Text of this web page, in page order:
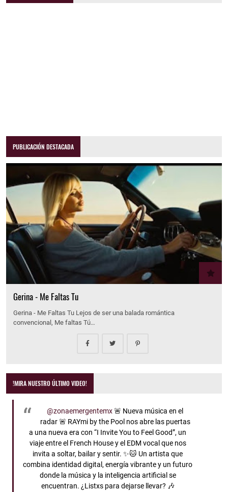
PUBLICACIÓN DESTACADA
Gerina - Me Faltas Tu
Gerina - Me Faltas Tu Lejos de ser una balada romántica
convencional, Me faltas Tú…
!MIRA NUESTRO ÚLTIMO VIDEO!
@zonaemergentemx🚨 Nueva música en el
radar 🚨 RAYmi by the Pool nos abre las puertas
a una nueva era con “I Invite You to Feel Good”, un
viaje entre el French House y el EDM vocal que nos
invita a soltar, bailar y sentir. ✨🐱 Un artista que
combina identidad digital, energía vibrante y un futuro
donde la música y la inteligencia artificial se
encuentran. ¿Listxs para dejarse llevar? 🎶